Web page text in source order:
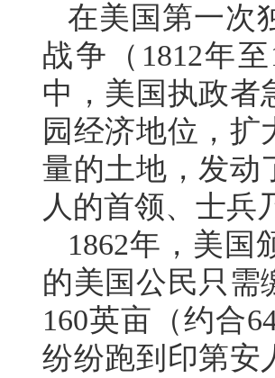
在美国第一次
战争（1812年
中，美国执政者
园经济地位，
量的土地，发动
人的首领、士兵
1862年，美国
的美国公民只需
160英亩（约合
纷纷跑到印第安